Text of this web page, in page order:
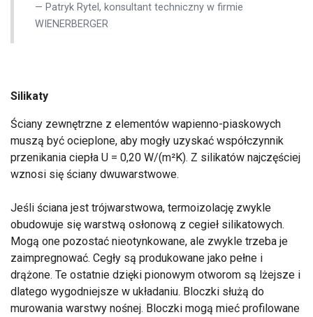
Patryk Rytel, konsultant techniczny w firmie
WIENERBERGER
Silikaty
Ściany zewnętrzne z elementów wapienno-piaskowych
muszą być ocieplone, aby mogły uzyskać współczynnik
przenikania ciepła U = 0,20 W/(m²K). Z silikatów najczęściej
wznosi się ściany dwuwarstwowe.
Jeśli ściana jest trójwarstwowa, termoizolację zwykle
obudowuje się warstwą osłonową z cegieł silikatowych.
Mogą one pozostać nieotynkowane, ale zwykle trzeba je
zaimpregnować. Cegły są produkowane jako pełne i
drążone. Te ostatnie dzięki pionowym otworom są lżejsze i
dlatego wygodniejsze w układaniu. Bloczki służą do
murowania warstwy nośnej. Bloczki mogą mieć profilowane